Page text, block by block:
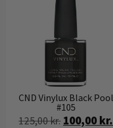
CND Vinylux Black Pool
#105
125,00kr. 100,00 kr.